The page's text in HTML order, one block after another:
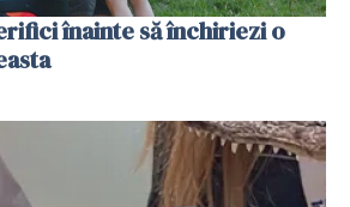
înainte să închiriezi o